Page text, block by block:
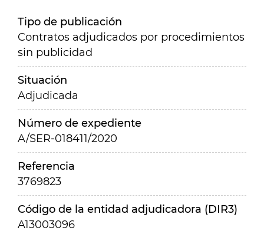
Tipo de publicación
Contratos adjudicados por procedimientos
sin publicidad
Situación
Adjudicada
Número de expediente
A/SER-018411/2020
Referencia
3769823
Código de la entidad adjudicadora (DIR3)
A13003096